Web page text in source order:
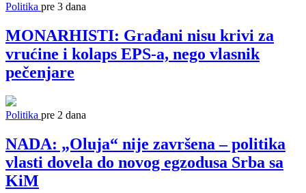
Politika pre 3 dana
MONARHISTI: Građani nisu krivi za
vrućine i kolaps EPS-a, nego vlasnik
pečenjare
Politika pre 2 dana
NADA: „Oluja“ nije završena – politika
vlasti dovela do novog egzodusa Srba sa
KiM